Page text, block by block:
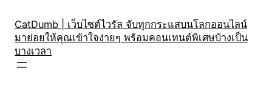
content
CatDumb | เว็บไซต์ไวรัล จับทุกกระแสบนโลกออนไลน์
มาย่อยให้คุณเข้าใจง่ายๆ พร้อมคอนเทนต์พิเศษบ้างเป็น
บางเวลา